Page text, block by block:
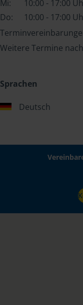
Mi:
10:00 - 17:00
Do:
10:00 - 17:00
Weitere Termine
Sprachen
Deutsch